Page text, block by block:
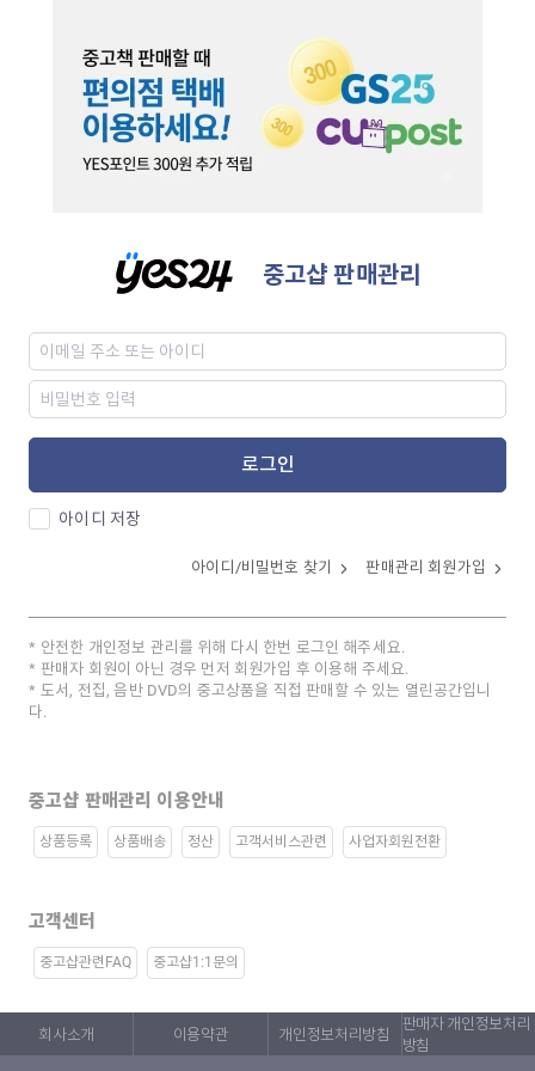
중고샵 판매관리
로그인
아이디 저장
아이디/비밀번호 찾기 판매관리 회원가입
안전한 개인정보 관리를 위해 다시 한번 로그인 해주세요.
판매자 회원이 아닌 경우 먼저 회원가입 후 이용해 주세요.
도서, 전집, 음반 DVD의 중고상품을 직접 판매할 수 있는 열린공간입니
다.
중고샵 판매관리 이용안내
상품등록 상품배송 정산 고객서비스관련 사업자회원전환
고객센터
중고샵관련FAQ 중고샵1:1문의
회사소개 이용약관 개인정보처리방침
판매자 개인정보처리
방침